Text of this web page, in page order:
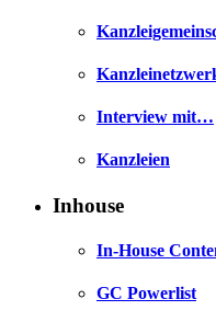
Interview mit…
Kanzleien
Inhouse
In-House
GC Powerlist